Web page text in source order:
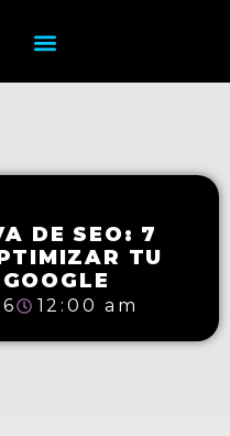
DE SEO: 7
TU
12:00 am